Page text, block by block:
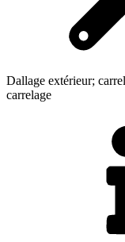
Dallage extérieur;
carrelage